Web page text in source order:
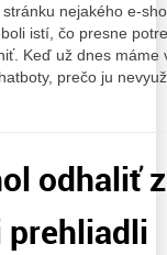
nejakého e-
istí, čo presne
Keď už dnes máme
prečo ju
odhaliť
prehliadli